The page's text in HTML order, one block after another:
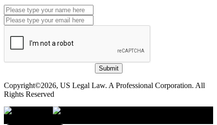
Submit
Copyright©2026, US Legal Law. A Professional Corporation. All
Rights Reserved